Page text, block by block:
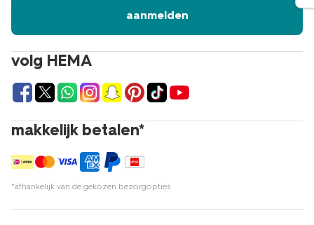
volg HEMA
makkelijk betalen*
*afhankelijk van de gekozen bezorgopties
aanmelden